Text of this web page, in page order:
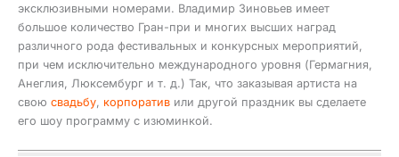
эксклюзивными номерами. Владимир Зиновьев имеет
большое количество Гран-при и многих высших наград
различного рода фестивальных и конкурсных мероприятий,
при чем исключительно международного уровня (Гермагния,
Анеглия, Люксембург и т. д.) Так, что заказывая артиста на
свою свадьбу, корпоратив или другой праздник вы сделаете
его шоу программу с изюминкой.